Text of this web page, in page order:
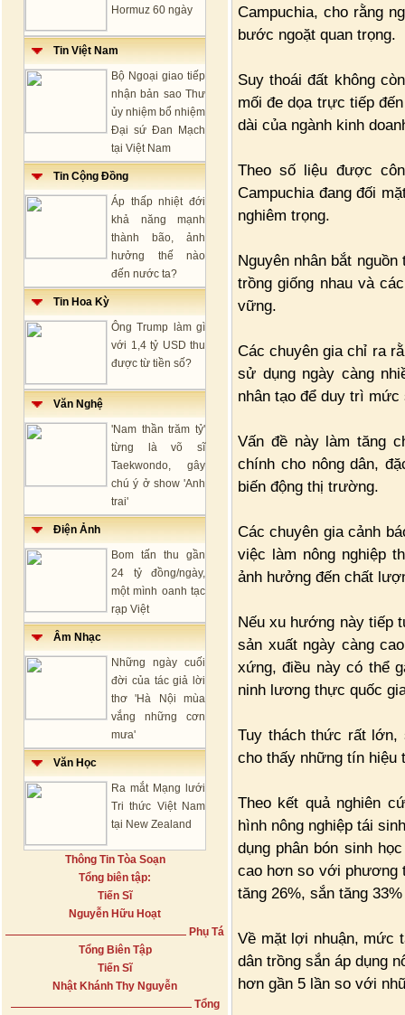
Hormuz 60 ngày
Tin Việt Nam
Bộ Ngoại giao tiếp
nhận bản sao Thư
ủy nhiệm bổ nhiệm
Đại sứ Đan Mạch
tại Việt Nam
Tin Cộng Đồng
Áp thấp nhiệt đới
khả năng mạnh
thành bão, ảnh
hưởng thế nào
đến nước ta?
Tin Hoa Kỳ
Ông Trump làm gì
với 1,4 tỷ USD thu
được từ tiền số?
Văn Nghệ
'Nam thần trăm tỷ'
từng là võ sĩ
Taekwondo, gây
chú ý ở show 'Anh
trai'
Điện Ảnh
Bom tấn thu gần
24 tỷ đồng/ngày,
một mình oanh tạc
rạp Việt
Âm Nhạc
Những ngày cuối
đời của tác giả lời
thơ 'Hà Nội mùa
vắng những cơn
mưa'
Văn Học
Ra mắt Mạng lưới
Tri thức Việt Nam
tại New Zealand
Thông Tin Tòa Soạn
Tổng biên tập:
Tiến Sĩ
Nguyễn Hữu Hoạt
Phụ Tá
Tổng Biên Tập
Tiến Sĩ
Nhật Khánh Thy Nguyễn
Tổng
Campuchia, cho rằng
bước ngoặt quan trọng.
Suy thoái đất không
mối đe dọa trực tiếp
dài của ngành kinh
Theo số liệu được
Campuchia đang đối
nghiêm trọng.
Nguyên nhân bắt
trồng giống nhau và
vững.
Các chuyên gia chỉ ra
sử dụng ngày càng
nhân tạo để duy trì
Vấn đề này làm tăng
chính cho nông dân,
biến động thị trường.
Các chuyên gia cảnh
việc làm nông nghiệp
ảnh hưởng đến chất
Nếu xu hướng này tiếp
sản xuất ngày càng
xứng, điều này có thể
ninh lương thực quốc
Tuy thách thức rất
cho thấy những tín
Theo kết quả nghiên
hình nông nghiệp tái
dụng phân bón sinh
cao hơn so với phương
tăng 26%, sắn tăng
Về mặt lợi nhuận, mức
dân trồng sắn áp dụng
hơn gần 5 lần so với